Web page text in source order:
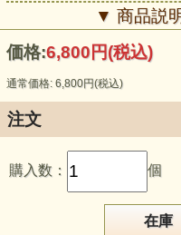
エチオ
▼ 商品説
価格:6,800円(税込)
通常価格: 6,800円(税込)
注文
購入数： 個
在庫